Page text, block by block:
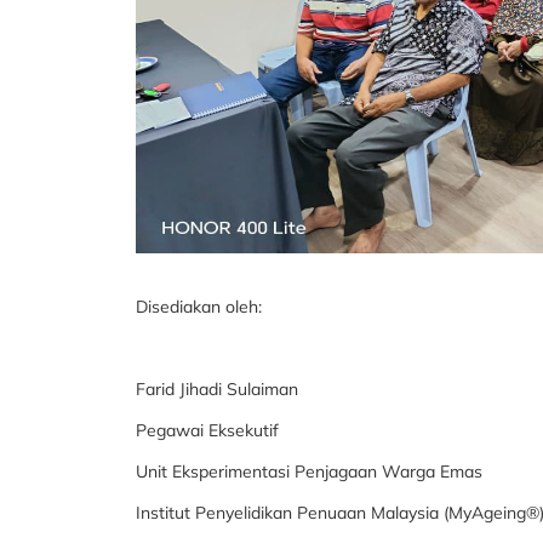
Disediakan oleh:
Farid Jihadi Sulaiman
Pegawai Eksekutif
Unit Eksperimentasi Penjagaan Warga Emas
Institut Penyelidikan Penuaan Malaysia (MyAgeing®)